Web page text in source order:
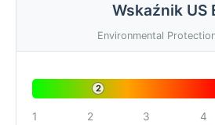
Wskaźnik US
Environmental
2
1 2 3 4